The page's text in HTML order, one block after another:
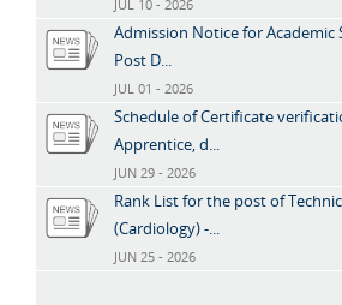
JUL 10 - 2026
Admission Notice for Academic
Post D...
JUL 01 - 2026
Schedule of Certificate
Apprentice, d...
JUN 29 - 2026
Rank List for the post of
(Cardiology) -...
JUN 25 - 2026